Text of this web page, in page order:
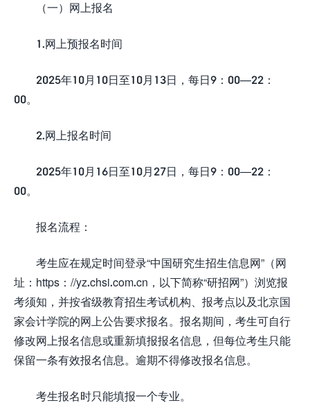
（一）网上报名
1.网上预报名时间
2025年10月10日至10月13日，每日9：00—22：
00。
2.网上报名时间
2025年10月16日至10月27日，每日9：00—22：
00。
报名流程：
考生应在规定时间登录“中国研究生招生信息网”（网
址：https：//yz.chsi.com.cn，以下简称“研招网”）浏览报
考须知，并按省级教育招生考试机构、报考点以及北京国
家会计学院的网上公告要求报名。报名期间，考生可自行
修改网上报名信息或重新填报报名信息，但每位考生只能
保留一条有效报名信息。逾期不得修改报名信息。
考生报名时只能填报一个专业。